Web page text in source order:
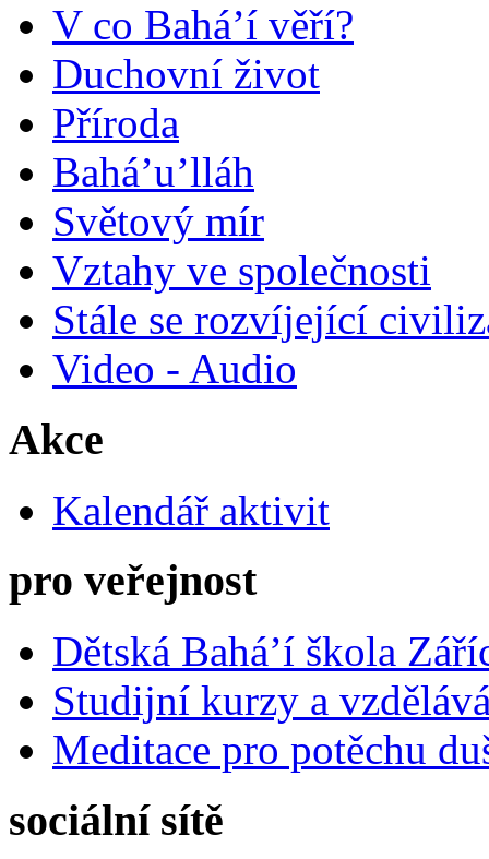
V co Bahá’í věří?
Duchovní život
Příroda
Bahá’u’lláh
Světový mír
Vztahy ve společnosti
Stále se rozvíjející
Video - Audio
Akce
Kalendář aktivit
pro veřejnost
Dětská Bahá’í škola
Studijní kurzy a
Meditace pro potěchu
sociální sítě